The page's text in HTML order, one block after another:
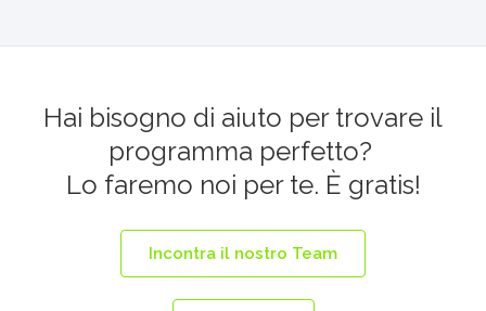
Hai bisogno di aiuto per trovare il
programma perfetto?
Lo faremo noi per te. È gratis!
Incontra il nostro Team